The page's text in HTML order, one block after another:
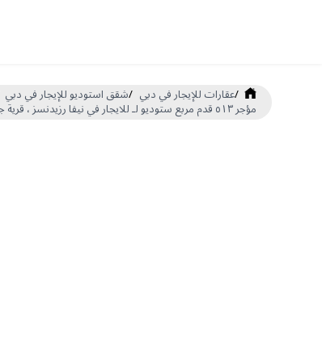
/عقارات للإيجار في دبي /شقق استوديو للإيجار في دبي
مؤجر ٥١٣ قدم مربع ستوديو لـ للايجار في نيفا رزيدنسز ، قرية جميرا الدائرية (DP-R-61656)